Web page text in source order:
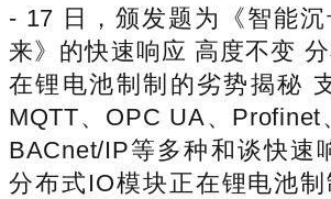
- 17 日，颁发题为《智能
来》的快速响应 高度不变
在锂电池制制的劣势揭秘
MQTT、OPC UA、Profinet
BACnet/IP等多种和谈快速
分布式IO模块正在锂电池